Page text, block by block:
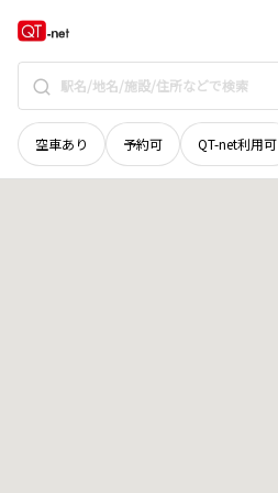
空車あり 予約可 QT-net利用可
岡山県